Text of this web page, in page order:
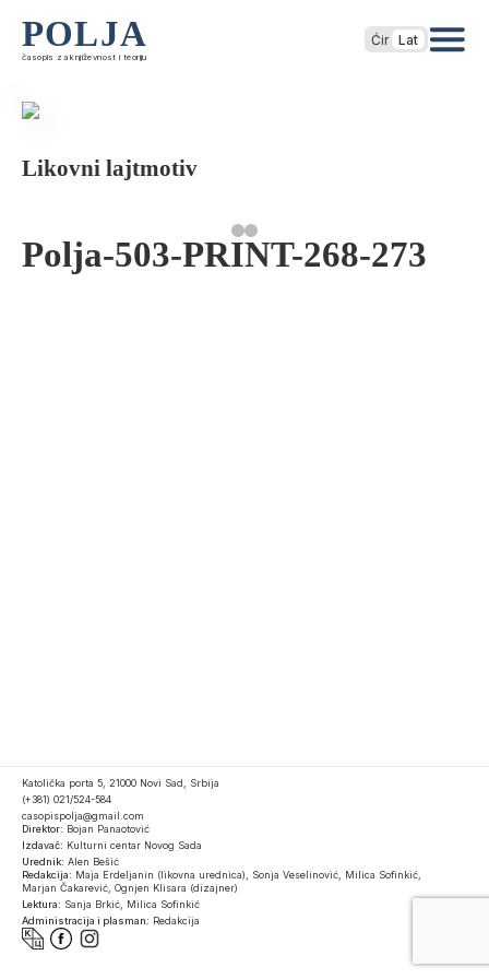
POLJA
časopis za književnost i teoriju
Ćir Lat
Likovni lajtmotiv
Polja-503-PRINT-268-273
Katolička porta 5, 21000 Novi Sad, Srbija
(+381) 021/524-584
casopispolja@gmail.com
Direktor: Bojan Panaotović
Izdavač: Kulturni centar Novog Sada
Urednik: Alen Bešić
Redakcija: Maja Erdeljanin (likovna urednica), Sonja Veselinović, Milica Sofinkić,
Marjan Čakarević, Ognjen Klisara (dizajner)
Lektura: Sanja Brkić, Milica Sofinkić
Administracija i plasman: Redakcija